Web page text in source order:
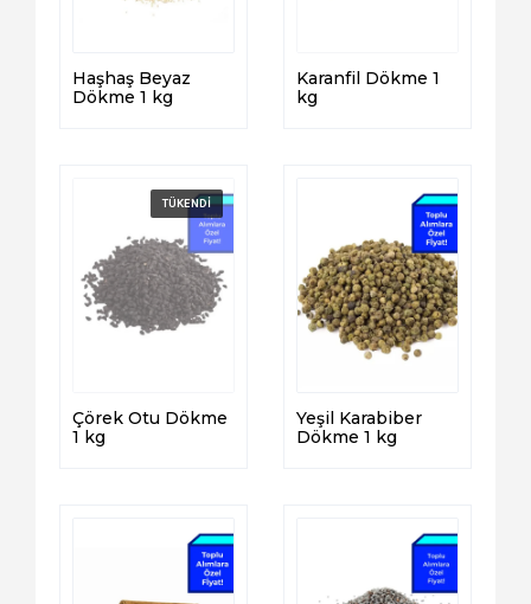
Haşhaş Beyaz
Dökme 1 kg
Karanfil Dökme 1
kg
Çörek Otu Dökme
1 kg
Yeşil Karabiber
Dökme 1 kg